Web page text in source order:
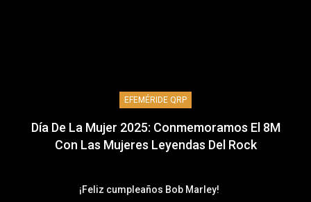
EFEMÉRIDE QRP
Día De La Mujer 2025: Conmemoramos El 8M
Con Las Mujeres Leyendas Del Rock
¡Feliz cumpleaños Bob Marley!